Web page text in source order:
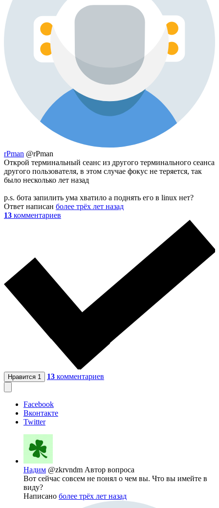
rPman @rPman
Открой терминальный сеанс из другого терминального сеанса
другого пользователя, в этом случае фокус не теряется, так
было несколько лет назад
p.s. бота запилить ума хватило а поднять его в linux нет?
Ответ написан более трёх лет назад
13 комментариев
Нравится 1 13 комментариев
Facebook
Вконтакте
Twitter
Надим @zkrvndm Автор вопроса
Вот сейчас совсем не понял о чем вы. Что вы имейте в
виду?
Написано более трёх лет назад